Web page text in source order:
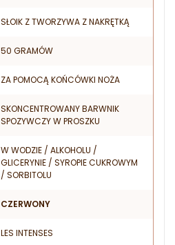
SŁOIK Z TWORZYWA Z NAKRĘTKĄ
50 GRAMÓW
ZA POMOCĄ KOŃCÓWKI NOŻA
SKONCENTROWANY BARWNIK
SPOZYWCZY W PROSZKU
W WODZIE / ALKOHOLU /
GLICERYNIE / SYROPIE CUKROWYM
/ SORBITOLU
CZERWONY
LES INTENSES